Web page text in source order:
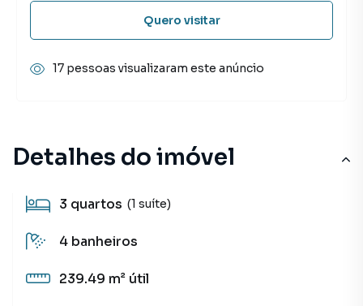
Detalhes do imóvel
3 quartos (1 suíte)
4 banheiros
239.49 m² útil
Quero visitar
17 pessoas visualizaram este anúncio